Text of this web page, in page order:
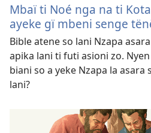
Mbaï ti Noé nga na ti
ayeke gï mbeni senge
Bible atene so lani Nzapa
apika lani ti futi asioni zo.
biani so a yeke Nzapa la
lani?